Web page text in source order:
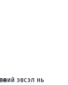
эвсэл нь